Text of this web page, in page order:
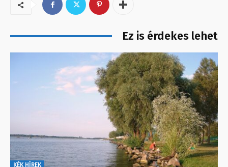
Ez is érdekes lehet
KÉK HÍREK